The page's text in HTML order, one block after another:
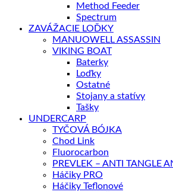
Method Feeder
Spectrum
ZAVÁŽACIE LOĎKY
MANUOWELL ASSASSIN
VIKING BOAT
Baterky
Loďky
Ostatné
Stojany a statívy
Tašky
UNDERCARP
TYČOVÁ BÓJKA
Chod Link
Fluorocarbon
PREVLEK – ANTI TANGLE
Háčiky PRO
Háčiky Teflonové